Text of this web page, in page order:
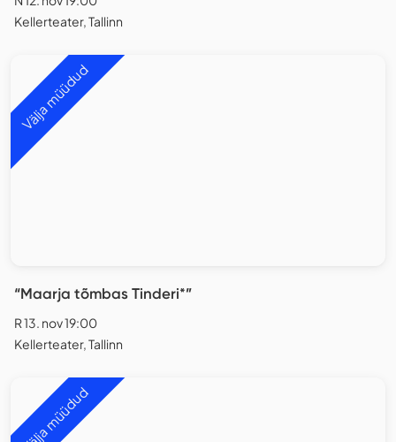
Kellerteater, Tallinn
Välja müüdud
“Maarja tõmbas Tinderi*”
R 13. nov 19:00
Kellerteater, Tallinn
Välja müüdud